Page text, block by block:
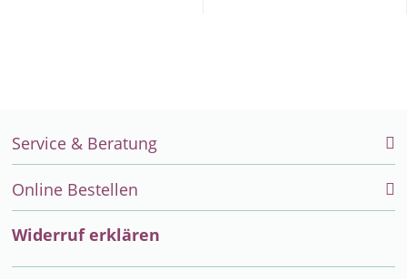
Service & Beratung
Online Bestellen
Widerruf erklären